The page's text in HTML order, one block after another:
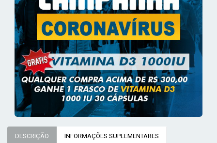
DESCRIÇÃO INFORMAÇÕES SUPLEMENTARES